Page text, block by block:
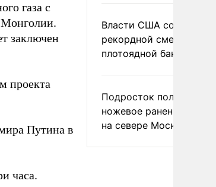
газа с
Монголии.
заключен
проекта
Путина в
часа.
Власти США сообщили
рекордной смертности
плотоядной бактерии
Подросток получил
ножевое ранение в
на севере Москвы